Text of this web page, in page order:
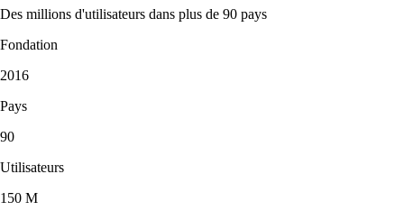
Des millions d'utilisateurs dans plus de 90 pays
Fondation
2016
Pays
90
Utilisateurs
150 M